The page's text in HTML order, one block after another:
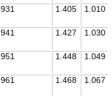
931 1.405 1.010
941 1.427 1.030
951 1.448 1.049
961 1.468 1.067